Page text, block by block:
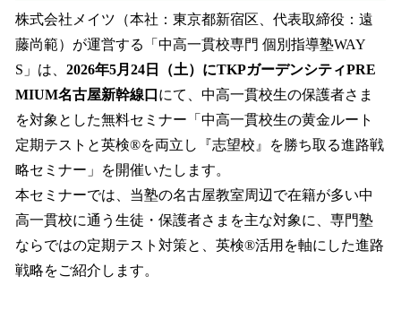
株式会社メイツ（本社：東京都新宿区、代表取締役：遠
藤尚範）が運営する「中高一貫校専門 個別指導塾WAY
S」は、 2026年5月24日（土）にTKPガーデンシティPRE
MIUM名古屋新幹線口 にて、中高一貫校生の保護者さま
を対象とした無料セミナー「中高一貫校生の黄金ルート
定期テストと英検®を両立し『志望校』を勝ち取る進路戦
略セミナー」を開催いたします。
本セミナーでは、当塾の名古屋教室周辺で在籍が多い中
高一貫校に通う生徒・保護者さまを主な対象に、専門塾
ならではの定期テスト対策と、英検®活用を軸にした進路
戦略をご紹介します。